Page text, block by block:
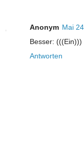
Anonym Mai
Besser:
Antworten